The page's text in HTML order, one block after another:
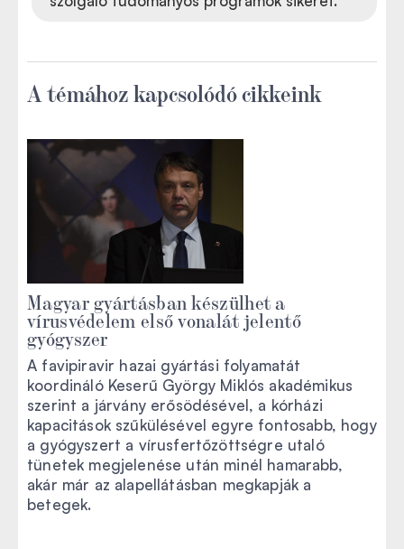
A témához kapcsolódó cikkeink
Magyar gyártásban készülhet a
vírusvédelem első vonalát jelentő
gyógyszer
A favipiravir hazai gyártási folyamatát
koordináló Keserű György Miklós akadémikus
szerint a járvány erősödésével, a kórházi
kapacitások szűkülésével egyre fontosabb, hogy
a gyógyszert a vírusfertőzöttségre utaló
tünetek megjelenése után minél hamarabb,
akár már az alapellátásban megkapják a
betegek.